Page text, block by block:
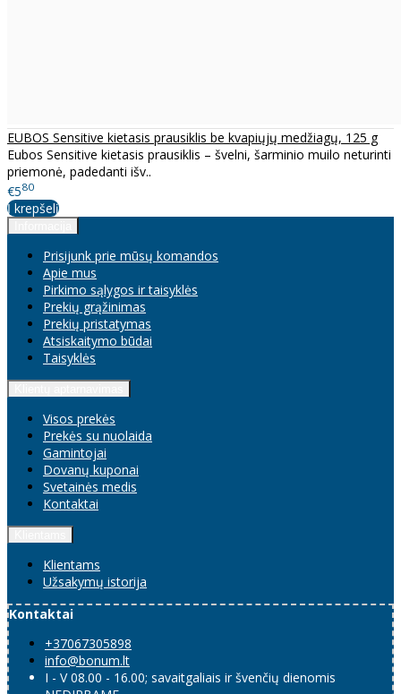
EUBOS Sensitive kietasis prausiklis be kvapiųjų medžiagų, 125 g
Eubos Sensitive kietasis prausiklis – švelni, šarminio muilo neturinti
priemonė, padedanti išv..
€580
Į krepšelį
Prisijunk prie mūsų komandos
Apie mus
Pirkimo sąlygos ir taisyklės
Prekių grąžinimas
Prekių pristatymas
Atsiskaitymo būdai
Taisyklės
Visos prekės
Prekės su nuolaida
Gamintojai
Dovanų kuponai
Svetainės medis
Kontaktai
Klientams
Užsakymų istorija
Kontaktai
+37067305898
info@bonum.lt
I - V 08.00 - 16.00; savaitgaliais ir švenčių dienomis